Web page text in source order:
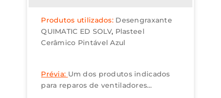
Produtos utilizados: Desengraxante
QUIMATIC ED SOLV Plasteel
Cerâmico Pintável Azul
Prévia: Um dos produtos indicados
para reparos de ventiladores